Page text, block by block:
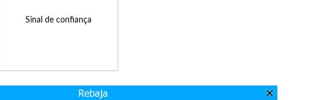
Sinal de confiança